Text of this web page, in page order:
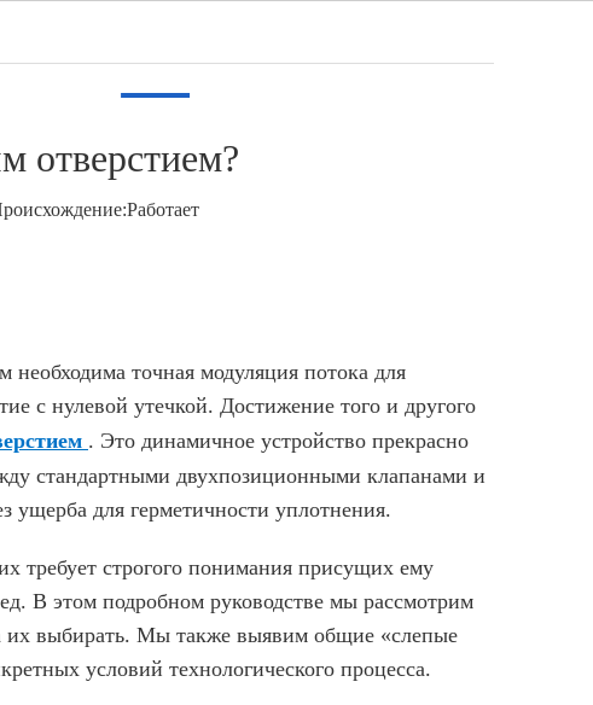
отверстием?
Работает
точная модуляция потока для
с нулевой утечкой. Достижение того и другого
. Это динамичное устройство прекрасно
стандартными двухпозиционными клапанами и
для герметичности уплотнения.
требует строгого понимания присущих ему
В этом подробном руководстве мы рассмотрим
их выбирать. Мы также выявим общие «слепые
условий технологического процесса.